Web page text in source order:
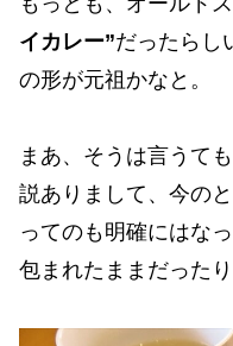
イカレー”だったらし
の形が元祖かなと。
まあ、そうは言うても
説ありまして、今の
ってのも明確にはな
包まれたままだった